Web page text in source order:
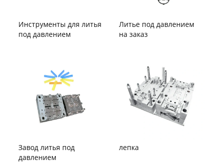
Инструменты для литья
под давлением
Литье под давлением
на заказ
Завод литья под
давлением
лепка